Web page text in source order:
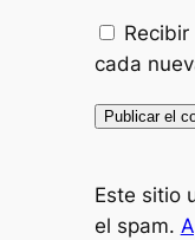
cada
Este sitio
el spam.